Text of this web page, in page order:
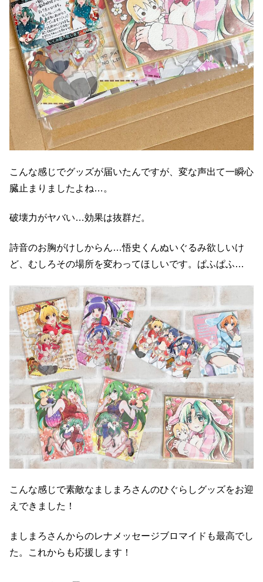
こんな感じでグッズが届いたんですが、変な声出て一瞬心
臓止まりましたよね…。
破壊力がヤバい…効果は抜群だ。
詩音のお胸がけしからん…悟史くんぬいぐるみ欲しいけ
ど、むしろその場所を変わってほしいです。ぱふぱふ…
こんな感じで素敵なましまろさんのひぐらしグッズをお迎
えできました！
ましまろさんからのレナメッセージブロマイドも最高でし
た。これからも応援します！